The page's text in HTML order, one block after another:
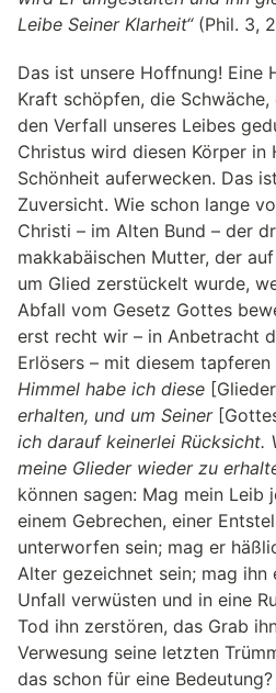
Leibe Seiner Klarheit“(Phil. 3,
Das ist unsere Hoffnung! Eine
Kraft schöpfen, die
den Verfall unseres Leibes
Christus wird diesen Körper in
Schönheit auferwecken. Das
Zuversicht. Wie schon lange
Christi – im Alten Bund – der
makkabäischen Mutter, der
um Glied zerstückelt wurde,
Abfall vom Gesetz Gottes
erst recht wir – in Anbetracht
Erlösers – mit diesem
Himmel habe ich diese
erhalten, und um Seiner
ich darauf keinerlei Rücksicht.
meine Glieder wieder zu
können sagen: Mag mein Leib
einem Gebrechen, einer
unterworfen sein; mag er
Alter gezeichnet sein; mag ihn
Unfall verwüsten und in eine
Tod ihn zerstören, das Grab
Verwesung seine letzten
das schon für eine